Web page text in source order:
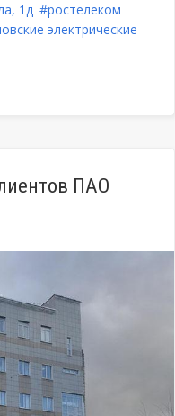
1д #ростелеком
электрические
ПАО